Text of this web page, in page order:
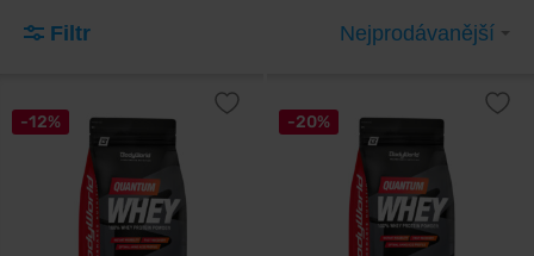
Filtr Nejprodávanější
-12% -20%